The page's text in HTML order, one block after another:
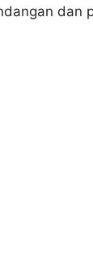
dan